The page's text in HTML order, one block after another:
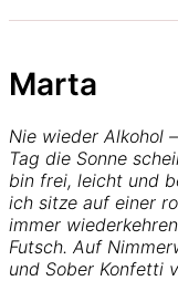
Marta
Nie wieder Alkohol
Tag die Sonne
bin frei, leicht und
ich sitze auf einer
immer
Futsch. Auf
und Sober Konfetti